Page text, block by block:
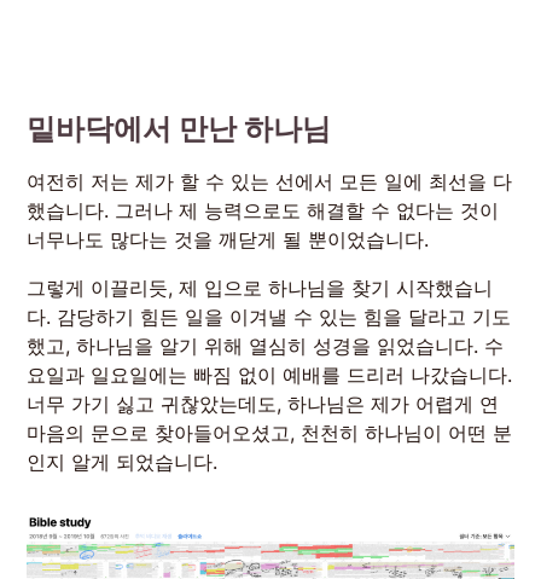
밑바닥에서 만난 하나님
여전히 저는 제가 할 수 있는 선에서 모든 일에 최선을 다
했습니다. 그러나 제 능력으로도 해결할 수 없다는 것이
너무나도 많다는 것을 깨닫게 될 뿐이었습니다.
그렇게 이끌리듯, 제 입으로 하나님을 찾기 시작했습니
다. 감당하기 힘든 일을 이겨낼 수 있는 힘을 달라고 기도
했고, 하나님을 알기 위해 열심히 성경을 읽었습니다. 수
요일과 일요일에는 빠짐 없이 예배를 드리러 나갔습니다.
너무 가기 싫고 귀찮았는데도, 하나님은 제가 어렵게 연
마음의 문으로 찾아들어오셨고, 천천히 하나님이 어떤 분
인지 알게 되었습니다.